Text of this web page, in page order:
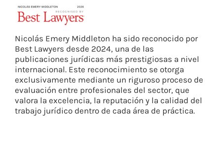
Nicolás Emery Middleton ha sido reconocido por
Best Lawyers desde 2024, una de las
publicaciones jurídicas más prestigiosas a nivel
internacional. Este reconocimiento se otorga
exclusivamente mediante un riguroso proceso de
evaluación entre profesionales del sector, que
valora la excelencia, la reputación y la calidad del
trabajo jurídico dentro de cada área de práctica.